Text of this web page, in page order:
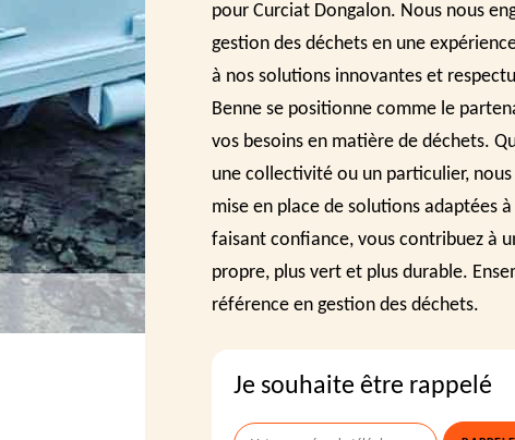
pour Curciat Dongalon. Nous nous
gestion des déchets en une
à nos solutions innovantes et
Benne se positionne comme le
vos besoins en matière de déchets.
une collectivité ou un particulier,
mise en place de solutions adaptées
faisant confiance, vous contribuez à
propre, plus vert et plus durable.
référence en gestion des déchets.
Je souhaite être rappelé